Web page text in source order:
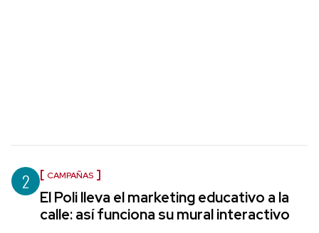
2 CAMPAÑAS
El Poli lleva el marketing educativo a la
calle: así funciona su mural interactivo